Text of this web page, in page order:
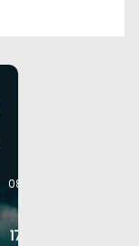
08:00
17°C